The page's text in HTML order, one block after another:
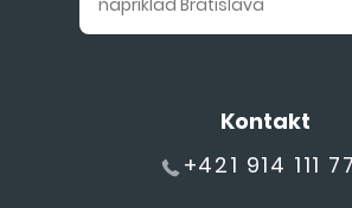
Kontakt
+421 914 111